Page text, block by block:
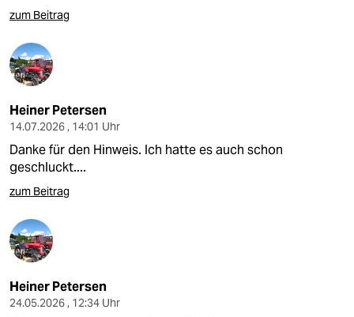
zum Beitrag
Heiner Petersen
14.07.2026 , 14:01 Uhr
Danke für den Hinweis. Ich hatte es auch schon
geschluckt....
zum Beitrag
Heiner Petersen
24.05.2026 , 12:34 Uhr